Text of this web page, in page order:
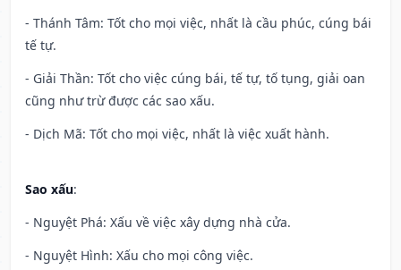
- Thánh Tâm: Tốt cho mọi việc, nhất là cầu phúc, cúng bái
tế tự.
- Giải Thần: Tốt cho việc cúng bái, tế tự, tố tụng, giải oan
cũng như trừ được các sao xấu.
- Dịch Mã: Tốt cho mọi việc, nhất là việc xuất hành.
Sao xấu:
- Nguyệt Phá: Xấu về việc xây dựng nhà cửa.
- Nguyệt Hình: Xấu cho mọi công việc.